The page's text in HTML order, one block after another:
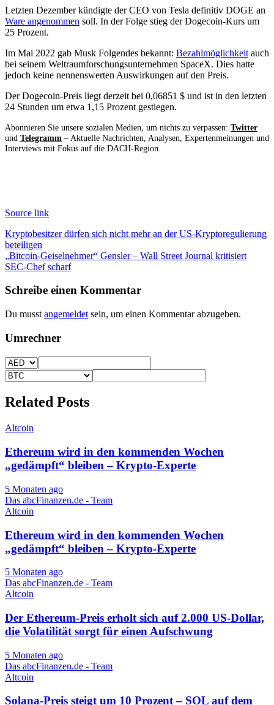
Letzten Dezember kündigte der CEO von Tesla definitiv DOGE an
Ware angenommen soll. In der Folge stieg der Dogecoin-Kurs um
25 Prozent.
Im Mai 2022 gab Musk Folgendes bekannt: Bezahlmöglichkeit auch
bei seinem Weltraumforschungsunternehmen SpaceX. Dies hatte
jedoch keine nennenswerten Auswirkungen auf den Preis.
Der Dogecoin-Preis liegt derzeit bei 0,06851 $ und ist in den letzten
24 Stunden um etwa 1,15 Prozent gestiegen.
Abonnieren Sie unsere sozialen Medien, um nichts zu verpassen: Twitter
und Telegramm – Aktuelle Nachrichten, Analysen, Expertenmeinungen und
Interviews mit Fokus auf die DACH-Region.
Source link
Beitragsnavigation
Kryptobesitzer dürfen sich nicht mehr an der US-Kryptoregulierung
beteiligen
„Bitcoin-Geiselnehmer“ Gensler – Wall Street Journal kritisiert
SEC-Chef scharf
Schreibe einen Kommentar
Du musst angemeldet sein, um einen Kommentar abzugeben.
Umrechner
Related Posts
Altcoin
Ethereum wird in den kommenden Wochen
„gedämpft“ bleiben – Krypto-Experte
5 Monaten ago
Das abcFinanzen.de - Team
Altcoin
Ethereum wird in den kommenden Wochen
„gedämpft“ bleiben – Krypto-Experte
5 Monaten ago
Das abcFinanzen.de - Team
Altcoin
Der Ethereum-Preis erholt sich auf 2.000 US-Dollar,
die Volatilität sorgt für einen Aufschwung
5 Monaten ago
Das abcFinanzen.de - Team
Altcoin
Solana-Preis steigt um 10 Prozent – ​​​​​​SOL auf dem